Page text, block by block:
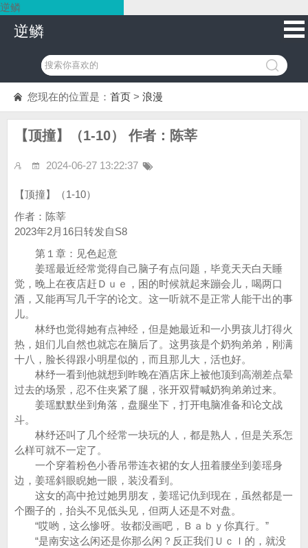
逆鳞
逆鳞
您现在的位置是： 首页 > 浪漫
【顶撞】（1-10） 作者：陈莘
2024-06-27 13:22:37
【顶撞】（1-10）
作者：陈莘
2023年2月16日转发自S8
第１章：见色起意
姜瑶最近经常觉得自己脑子有点问题，毕竟天天白天睡
觉，晚上在夜店赶Ｄｕｅ，困的时候就起来蹦会儿，喝两口
酒，又能再写几千字的论文。这一听就不是正常人能干出的事
儿。
林纾也觉得她有点神经，但是她最近和一小男孩儿打得火
热，姐们儿自然也就忘在脑后了。这男孩是个奶狗弟弟，刚满
十八，脸长得跟小明星似的，而且那儿大，活也好。
林纾一看到他就想到昨晚在酒店床上被他顶到高潮差点晕
过去的场景，忍不住夹紧了腿，张开双臂喊奶狗弟弟过来。
姜瑶默默坐到角落，盘腿坐下，打开电脑准备和论文战
斗。
林纾还叫了几个经常一块玩的人，都是熟人，但是关系怎
么样可就不一定了。
一个穿着粉色小香吊带连衣裙的女人扭着腰坐到姜瑶身
边，姜瑶斜眼睨她一眼，装没看到。
这女的高中抢过她男朋友，姜瑶记仇到现在，虽然都是一
个圈子的，抬头不见低头见，但两人还是不对盘。
“哎哟，这么惨呀。妆都没画吧，Ｂａｂｙ你真行。”
“是南安这么闲还是你那么闲？反正我们Ｕｃｌ的，就没